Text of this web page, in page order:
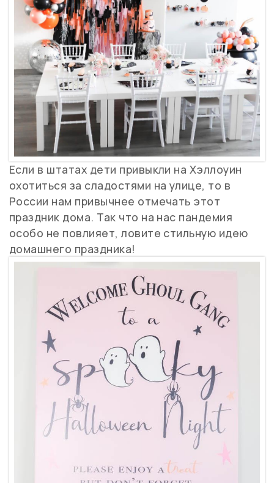
Если в штатах дети привыкли на Хэллоуин
охотиться за сладостями на улице, то в
России нам привычнее отмечать этот
праздник дома. Так что на нас пандемия
особо не повлияет, ловите стильную идею
домашнего праздника!